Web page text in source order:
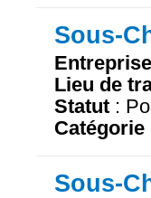
Sous-
Entreprise
Lieu de
Statut :
Catégorie
Sous-